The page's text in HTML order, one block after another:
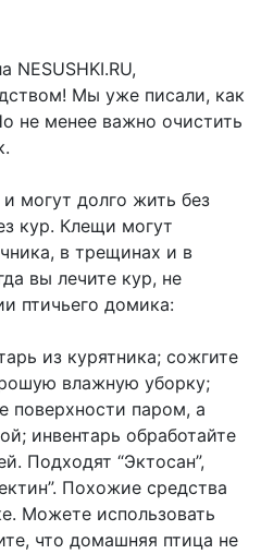
NESUSHKI.RU,
Мы уже писали, как
не менее важно очистить
могут долго жить без
кур. Клещи могут
в трещинах и в
вы лечите кур, не
птичьего домика:
из курятника; сожгите
влажную уборку;
поверхности паром, а
инвентарь обработайте
Подходят “Эктосан”,
Похожие средства
Можете использовать
что домашняя птица не